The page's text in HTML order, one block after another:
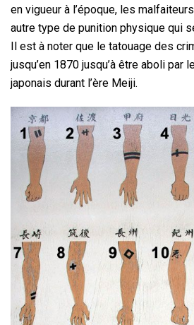
en vigueur à l’époque, les
autre type de punition physique qui
Il est à noter que le tatouage des
jusqu’en 1870 jusqu’à être aboli par
japonais durant l’ère Meiji.